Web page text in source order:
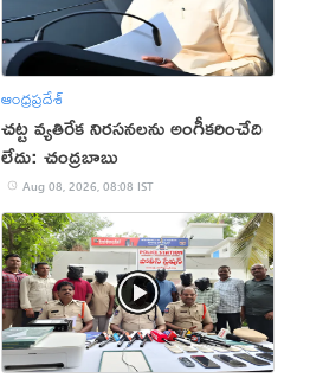
ఆంధ్రప్రదేశ్
చట్ట వ్యతిరేక నిరసనలను అంగీకరించేది
లేదు: చంద్రబాబు
Aug 08, 2026, 08:08 IST